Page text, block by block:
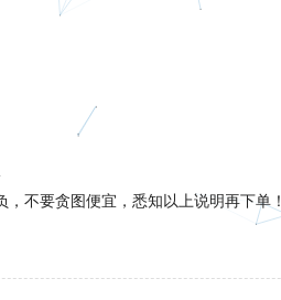
不要贪图便宜，悉知以上说明再下单！